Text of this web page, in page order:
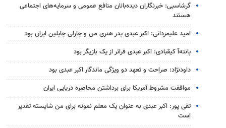
گرشاسبی: خبرنگاران دیده‌بانان منافع عمومی و سرمایه‌های اجتماعی
هستند
امید علیمردانی: اکبر عبدی پدر هنری من و چارلی چاپلین ایران بود
پانته‌آ کیقبادی: اکبر عبدی فراتر از یک بازیگر بود
داودنژاد: صراحت و تعهد دو ویژگی ماندگار اکبر عبدی بود
موافقت مشروط آمریکا برای برداشتن محاصره دریایی ایران
تقی پور: اکبر عبدی به عنوان یک معلم نمونه برای من شایسته تقدیر
است